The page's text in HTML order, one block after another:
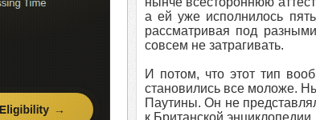
а ей уже исполнилось
рассматривая под
совсем не затрагивать.
И потом, что этот тип
становились все моложе.
Паутины. Он не
к Британской энциклопедии.